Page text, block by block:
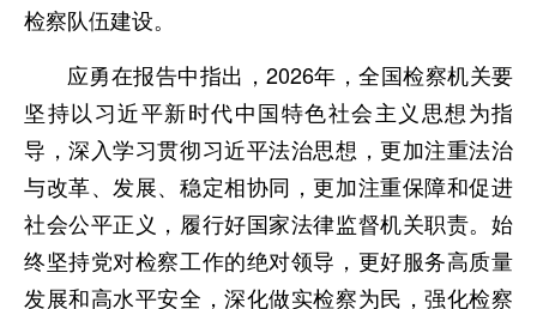
检察队伍建设。
应勇在报告中指出，2026年，全国检察机关要
坚持以习近平新时代中国特色社会主义思想为指
导，深入学习贯彻习近平法治思想，更加注重法治
与改革、发展、稳定相协同，更加注重保障和促进
社会公平正义，履行好国家法律监督机关职责。始
终坚持党对检察工作的绝对领导，更好服务高质量
发展和高水平安全，深化做实检察为民，强化检察